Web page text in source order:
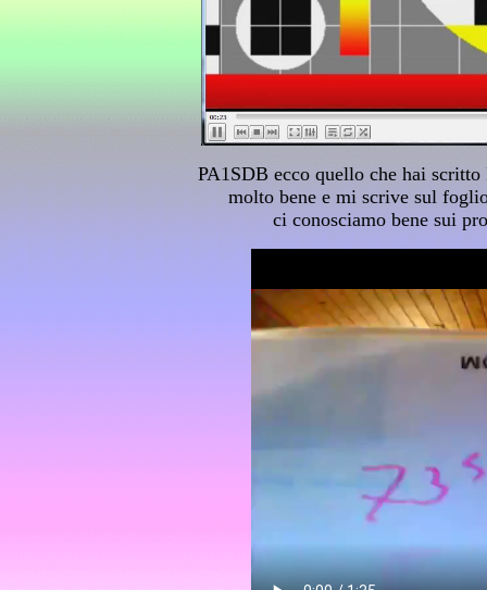
PA1SDB ecco quello che hai
molto bene e mi scrive sul
ci conosciamo bene sui